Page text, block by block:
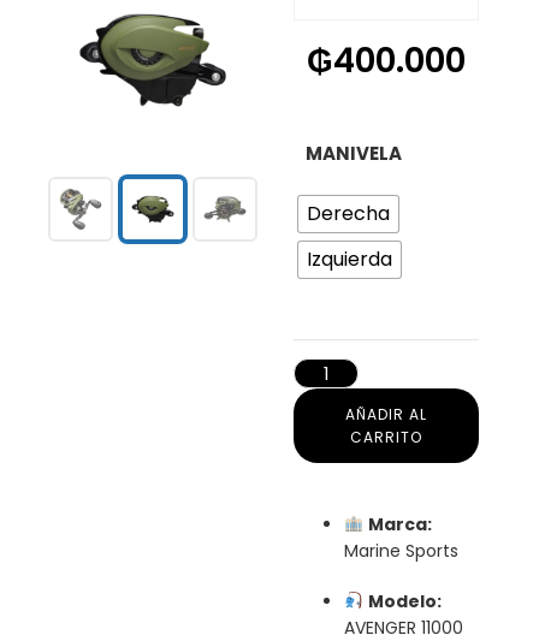
Marca:
Marine Sports
Modelo:
AVENGER 11000
MANIVELA
Derecha
Izquierda
AÑADIR AL
CARRITO
₲400.000